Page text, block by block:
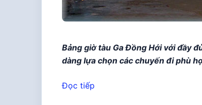
Bảng giờ tàu Ga Đồng Hới với đầy
dàng lựa chọn các chuyến đi phù
Đọc tiếp